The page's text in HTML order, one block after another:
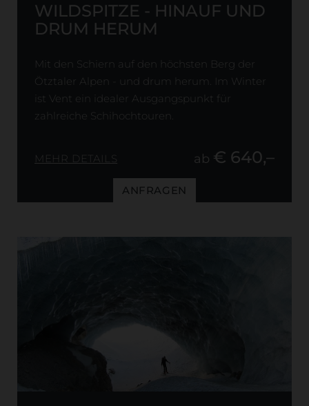
WILDSPITZE - HINAUF UND
DRUM HERUM
Mit den Schiern auf den höchsten Berg der
Ötztaler Alpen - und drum herum. Im Winter
ist Vent ein idealer Ausgangspunkt für
zahlreiche Schihochtouren.
MEHR DETAILS ab € 640,–
ANFRAGEN